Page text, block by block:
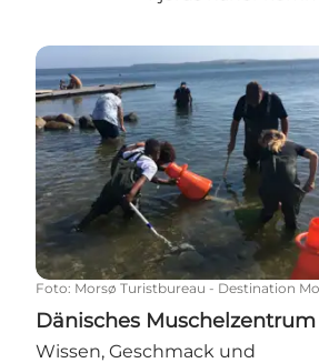
Dänisches Muschelzentrum
Foto: Morsø Turistbureau - Destination
Dänisches Muschelzentrum
Wissen, Geschmack und